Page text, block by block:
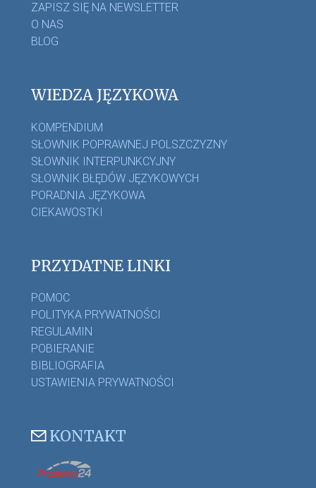
ZAPISZ SIĘ NA NEWSLETTER
O NAS
BLOG
WIEDZA JĘZYKOWA
KOMPENDIUM
SŁOWNIK POPRAWNEJ POLSZCZYZNY
SŁOWNIK INTERPUNKCYJNY
SŁOWNIK BŁĘDÓW JĘZYKOWYCH
PORADNIA JĘZYKOWA
CIEKAWOSTKI
PRZYDATNE LINKI
POMOC
POLITYKA PRYWATNOŚCI
REGULAMIN
POBIERANIE
BIBLIOGRAFIA
USTAWIENIA PRYWATNOŚCI
KONTAKT